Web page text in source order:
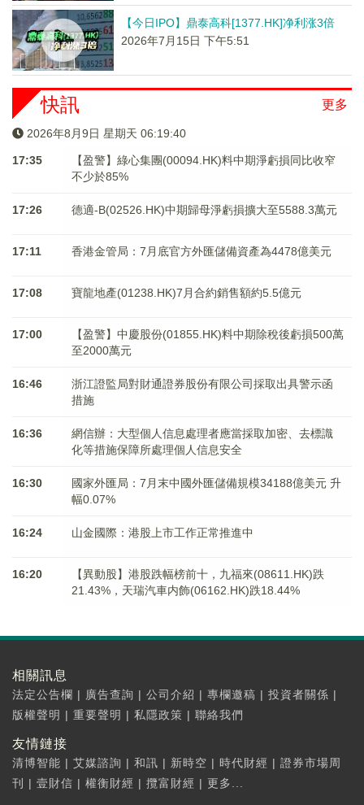
【今日IPO】鼎泰高科[1377.HK]净利涨3倍
2026年7月15日 下午5:51
更多
快訊
2026年8月9日 星期天 06:19:41
17:35
【盈警】綠心集團(00094.HK)料中期淨虧損同比收窄
不少於85%
17:26 德適-B(02526.HK)中期歸母淨虧損擴大至5588.3萬元
17:11 香港金管局：7月底官方外匯儲備資產為4478億美元
17:08 寶龍地產(01238.HK)7月合約銷售額約5.5億元
17:00
【盈警】中慶股份(01855.HK)料中期除稅後虧損500萬
至2000萬元
16:46
浙江證監局對財通證券股份有限公司採取出具警示函
措施
16:36
網信辦：大型個人信息處理者應當採取加密、去標識
化等措施保障所處理個人信息安全
16:30
國家外匯局：7月末中國外匯儲備規模34188億美元 升
幅0.07%
16:24 山金國際：港股上市工作正常推進中
16:20
【異動股】港股跌幅榜前十，九福來(08611.HK)跌
21.43%，天瑞汽車内飾(06162.HK)跌18.44%
相關訊息
法定公告欄 | 廣告查詢 | 公司介紹 | 專欄邀稿 | 投資者關係 |
版權聲明 | 重要聲明 | 私隱政策 | 聯絡我們
友情鏈接
清博智能 | 艾媒諮詢 | 和訊 | 新時空 | 時代財經 | 證券市場周
刊
| 壹財信 | 權衡財經 | 攬富財經 | 更多...